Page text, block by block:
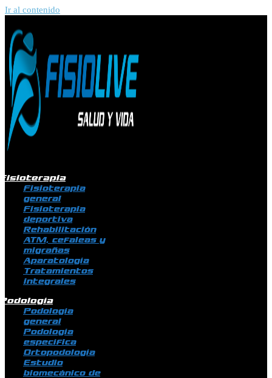
Ir al contenido
Fisioterapia
general
Fisioterapia
deportiva
Rehabilitación
ATM, cefaleas y
migrañas
Aparatología
Tratamientos
integrales
Podología
general
Podología
específica
Ortopodología
Estudio
biomecánico de